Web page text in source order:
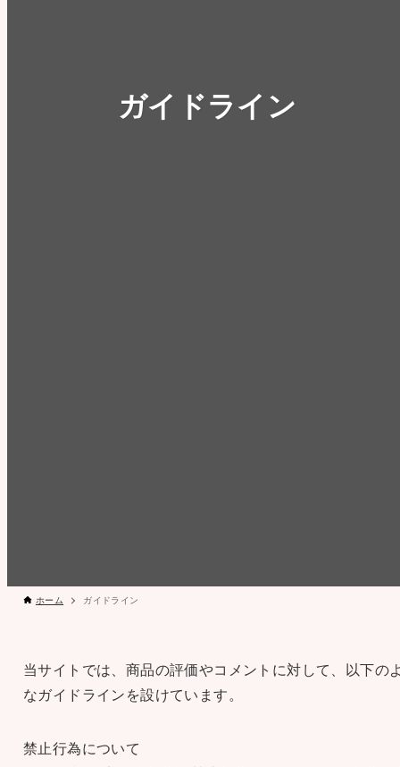
ガイドライン
ホーム ガイドライン
当サイトでは、商品の評価やコメントに対して、以下の
なガイドラインを設けています。
禁止行為について